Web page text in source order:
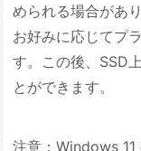
められる場合があ
お好みに応じてプ
す。この後、SSD
とができます。
注意：Windows